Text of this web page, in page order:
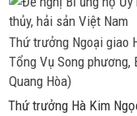
Thứ trưởng Ngoại giao
Tổng Vụ Song phương,
Quang Hòa)
Thứ trưởng Hà Kim